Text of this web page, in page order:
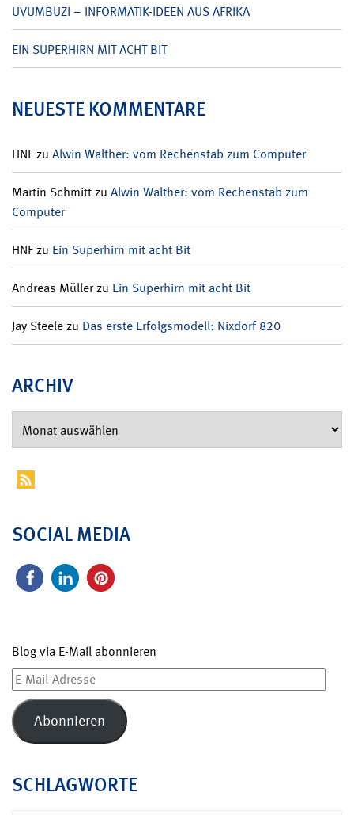
UVUMBUZI – INFORMATIK-IDEEN AUS AFRIKA
EIN SUPERHIRN MIT ACHT BIT
NEUESTE KOMMENTARE
HNFzu Alwin Walther: vom Rechenstab zum Computer
Martin Schmittzu Alwin Walther: vom Rechenstab zum
Computer
HNFzu Ein Superhirn mit acht Bit
Andreas Müllerzu Ein Superhirn mit acht Bit
Jay Steelezu Das erste Erfolgsmodell: Nixdorf 820
ARCHIV
SOCIAL MEDIA
Blog via E-Mail abonnieren
E-
Mail-
Adresse
Abonnieren
SCHLAGWORTE